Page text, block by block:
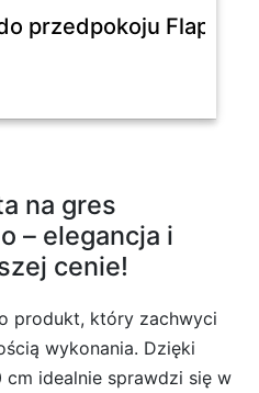
przedpokoju Flapper
na gres
– elegancja i
cenie!
produkt, który zachwyci
wykonania. Dzięki
idealnie sprawdzi się w